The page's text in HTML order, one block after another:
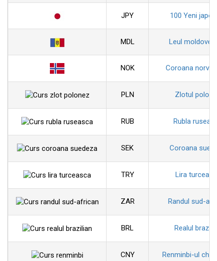
JPY 100 Yeni
MDL Leul
NOK Coroana
PLN Zlotul
RUB Rubla
SEK Coroana
TRY Lira
ZAR Randul sud-
BRL Realul
CNY Renminbi-ul